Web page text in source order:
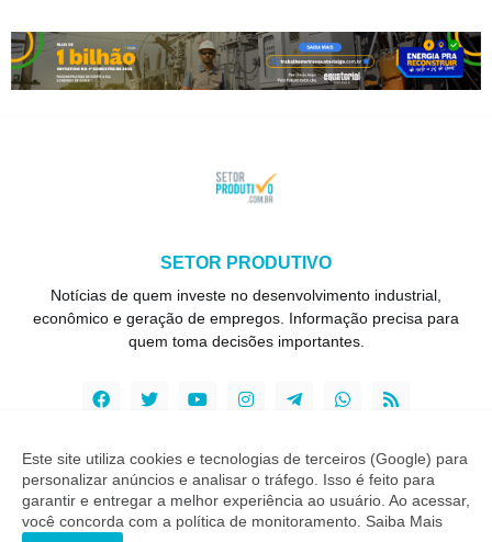
SETOR PRODUTIVO
Notícias de quem investe no desenvolvimento industrial,
econômico e geração de empregos. Informação precisa para
quem toma decisões importantes.
Copyright ©2026Setor Produtivo
INÍCIO SOBRE CONTATO LGPD EXPEDIENTE
Este site utiliza cookies e tecnologias de terceiros (Google) para
personalizar anúncios e analisar o tráfego. Isso é feito para
garantir e entregar a melhor experiência ao usuário. Ao acessar,
você concorda com a política de monitoramento. Saiba Mais